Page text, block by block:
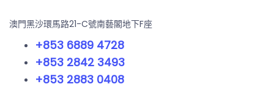
澳門黑沙環馬路21-C號南藝閣地下F座
+853 6889 4728
+853 2842 3493
+853 2883 0408